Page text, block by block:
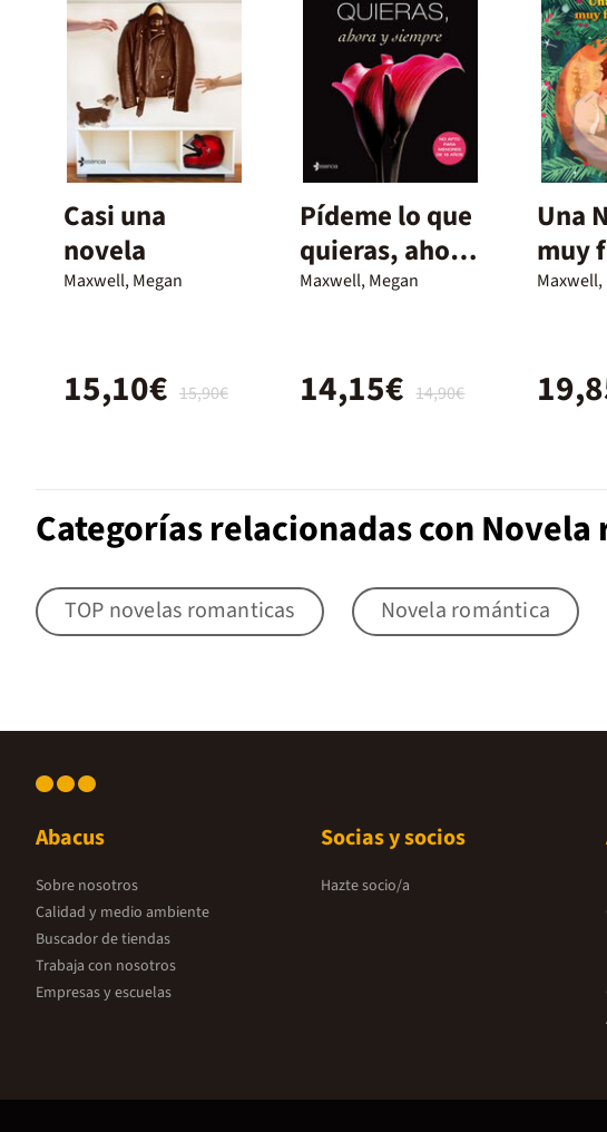
Casi una
novela
Maxwell, Megan
15,90€
15,10€
Pídeme lo que
quieras, ahora
y siempre
Maxwell, Megan
14,90€
14,15€
Una
muy
fun
Maxwell,
Categorías relacionadas con
TOP novelas romanticas Novela romántica
Abacus
Sobre nosotros
Calidad y medio ambiente
Buscador de tiendas
Trabaja con nosotros
Empresas y escuelas
Socias y socios
Hazte socio/a